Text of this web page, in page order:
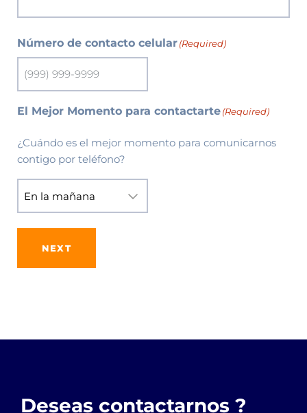
Número de contacto celular(Required)
El Mejor Momento para contactarte(Required)
¿Cuándo es el mejor momento para comunicarnos
contigo por teléfono?
NEXT
Deseas contactarnos ?